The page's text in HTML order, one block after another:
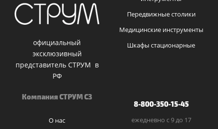
официальный
эксклюзивный
представитель СТРУМ в
РФ
Передвижные столики
Медицинские инструменты
Шкафы стационарные
Компания СТРУМ СЗ
О нас
8-800-350-15-45
ежедневно с 9 до 17